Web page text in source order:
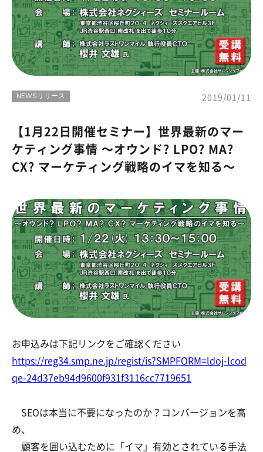
NEWSリリース 2019/01/11
【1月22日開催セミナー】世界最新のマー
ケティング事情 〜オウンド? LPO? MA?
CX? マーケティング戦略のイマを知る〜
お申込みは下記リンクをご確認ください
https://reg34.smp.ne.jp/regist/is?SMPFORM=ldoj-lcod
qe-24d37eb94d9600f931f3116cc7719651
SEOは本当に不要になったのか？コンバージョンを高
め、
顧客を囲い込むために「イマ」有効とされている手法